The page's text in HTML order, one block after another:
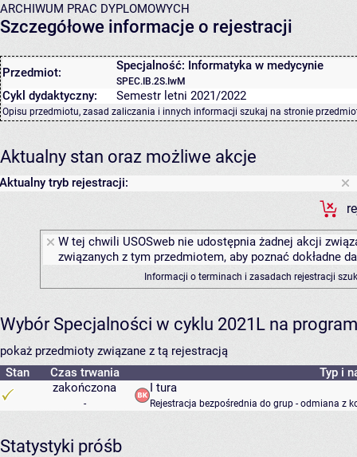
ARCHIWUM PRAC DYPLOMOWYCH
Szczegółowe informacje o rejestracji
Przedmiot: Specjalność: Informatyka w medycynie
SPEC.IB.2S.IwM
Cykl dydaktyczny: Semestr letni 2021/2022
Opisu przedmiotu, zasad zaliczania i innych informacji szukaj na stronie
Aktualny stan oraz możliwe akcje
Aktualny tryb rejestracji:
W tej chwili USOSweb nie udostępnia żadnej akcji
związanych z tym przedmiotem, aby poznać dokładne
Informacji o terminach i zasadach rejestracji
Wybór Specjalności w cyklu 2021L na
pokaż przedmioty związane z tą rejestracją
Stan
Czas trwania
Typ i
zakończona
-
I tura
Rejestracja bezpośrednia do grup - odmiana z
Statystyki próśb